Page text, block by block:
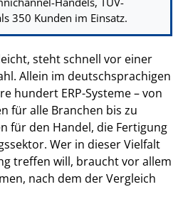
350 Kunden im Einsatz.
steht schnell vor einer
Allein im deutschsprachigen
hundert ERP-Systeme – von
für alle Branchen bis zu
für den Handel, die Fertigung
Wer in dieser Vielfalt
treffen will, braucht vor allem
nach dem der Vergleich